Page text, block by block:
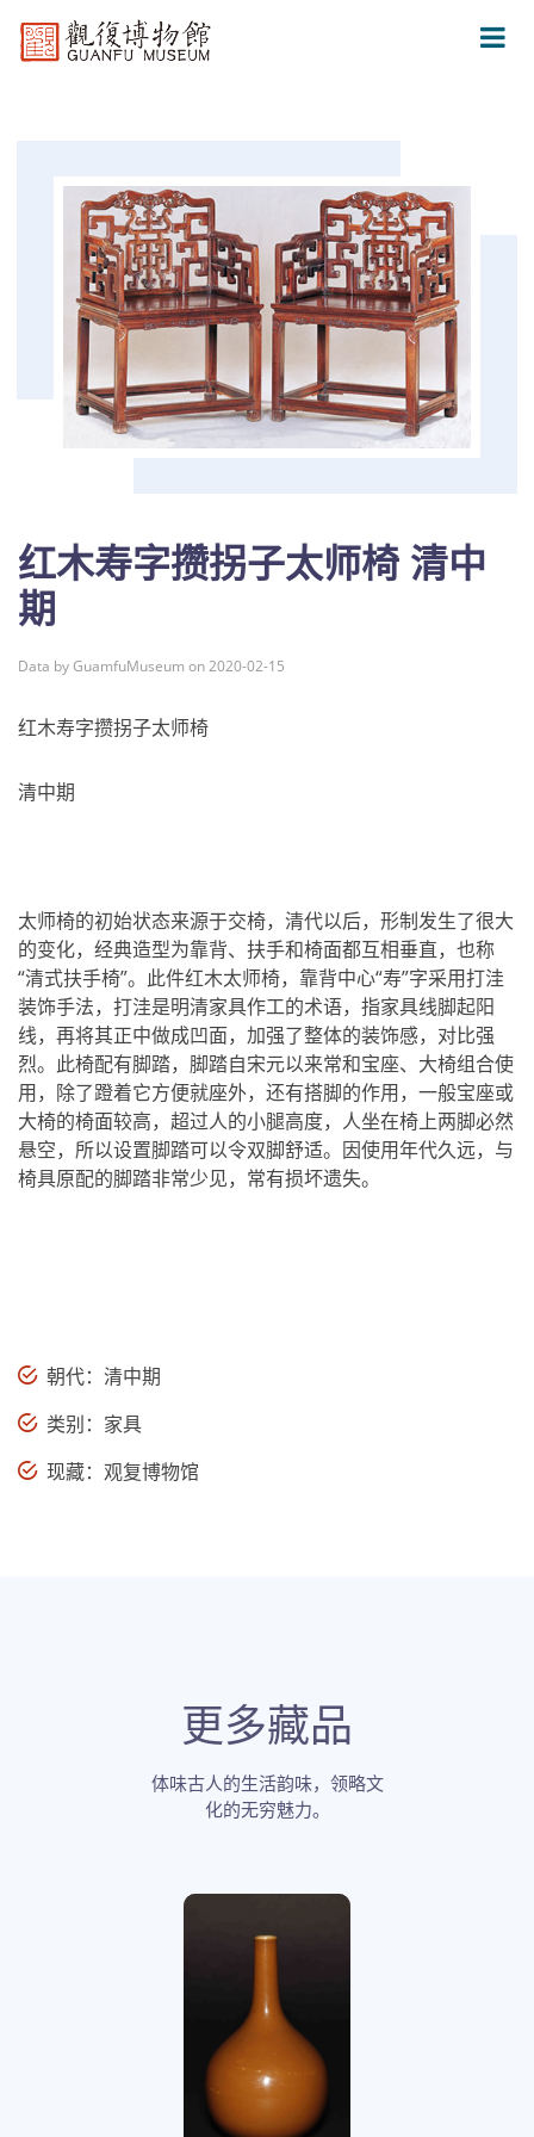
红木寿字攒拐子太师椅 清中
期
Data by GuamfuMuseum on 2020-02-15
红木寿字攒拐子太师椅
清中期
太师椅的初始状态来源于交椅，清代以后，形制发生了很大
的变化，经典造型为靠背、扶手和椅面都互相垂直，也称
“清式扶手椅”。此件红木太师椅，靠背中心“寿”字采用打洼
装饰手法，打洼是明清家具作工的术语，指家具线脚起阳
线，再将其正中做成凹面，加强了整体的装饰感，对比强
烈。此椅配有脚踏，脚踏自宋元以来常和宝座、大椅组合使
用，除了蹬着它方便就座外，还有搭脚的作用，一般宝座或
大椅的椅面较高，超过人的小腿高度，人坐在椅上两脚必然
悬空，所以设置脚踏可以令双脚舒适。因使用年代久远，与
椅具原配的脚踏非常少见，常有损坏遗失。
朝代：清中期
类别：家具
现藏：观复博物馆
更多藏品
体味古人的生活韵味，领略文
化的无穷魅力。